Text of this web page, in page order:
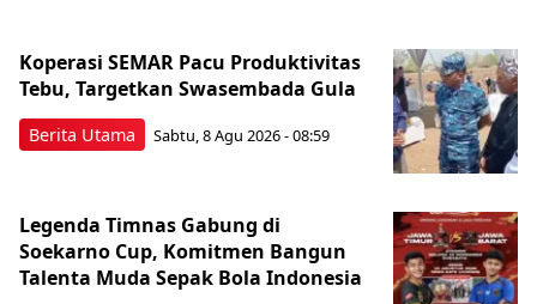
Berita Utama
Koperasi SEMAR Pacu Produktivitas
Tebu, Targetkan Swasembada Gula
Sabtu, 8 Agu 2026 - 08:59
Legenda Timnas Gabung di
Soekarno Cup, Komitmen Bangun
Talenta Muda Sepak Bola Indonesia